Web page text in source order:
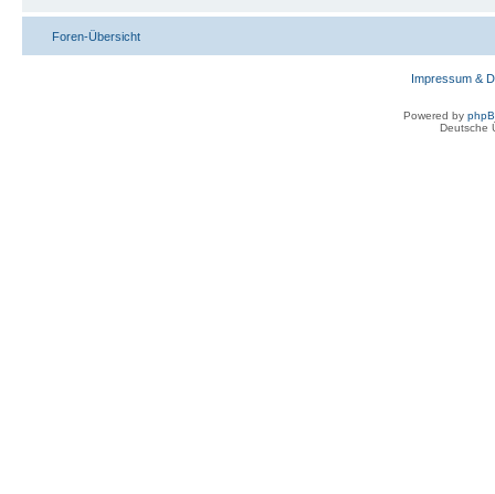
Foren-Übersicht
Impressum &
Powered by
Deutsche